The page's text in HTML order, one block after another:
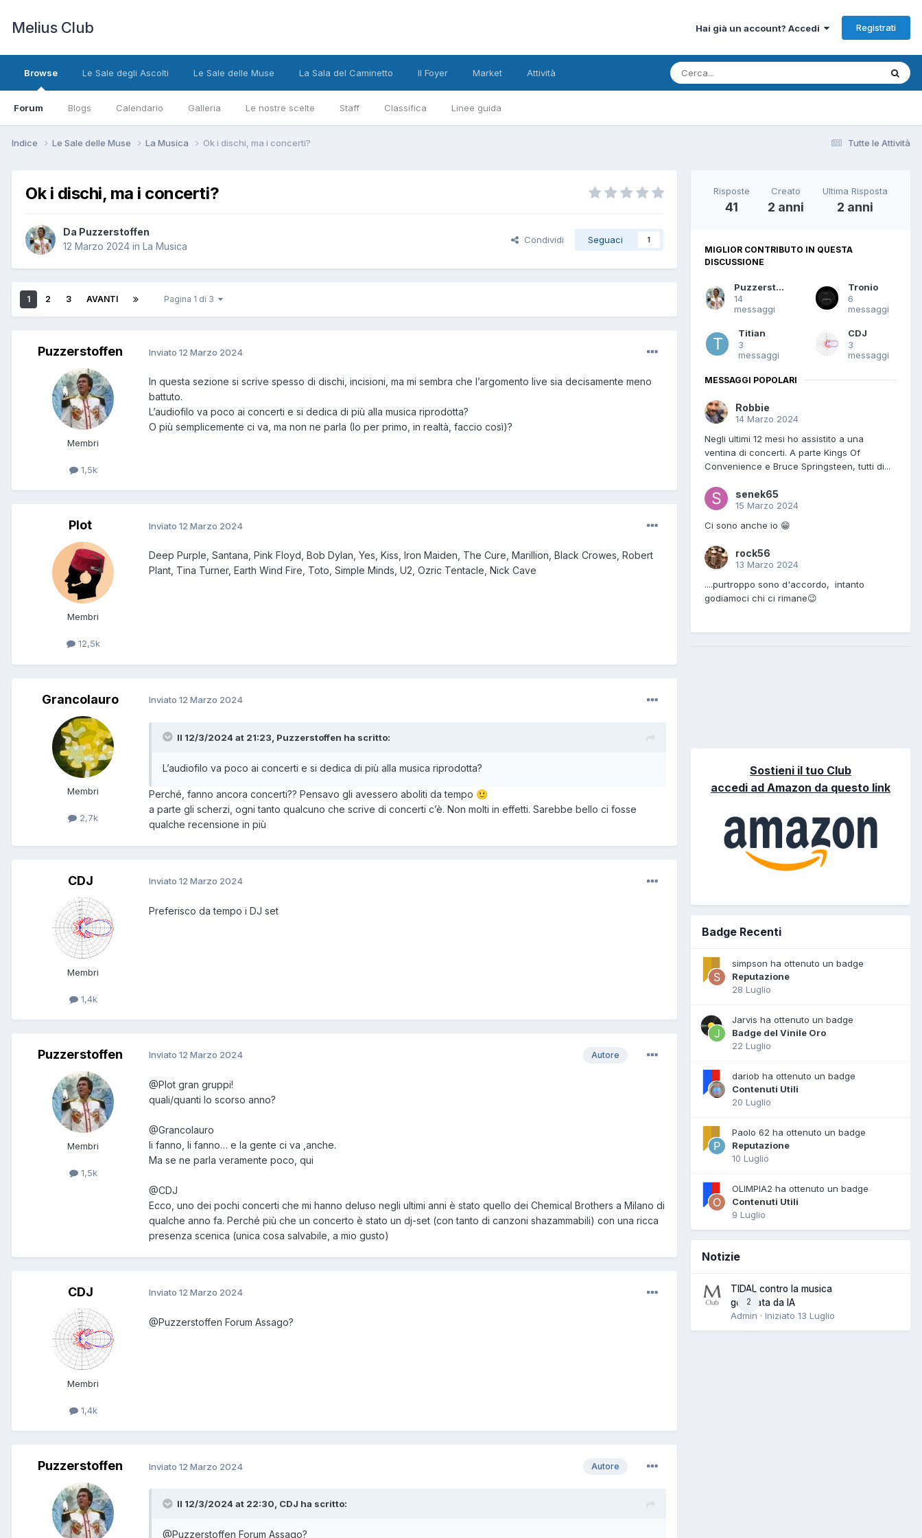
Melius Club Hai già un account? Accedi Registrati
Browse
Forum Blogs Calendario Galleria Le nostre scelte Staff Classifica Linee guida
Le Sale degli Ascolti Le Sale delle Muse La Sala del Caminetto Il Foyer Market Attività
Tutte le Attività
Indice Le Sale delle Muse La Musica Ok i dischi, ma i concerti?
Ok i dischi, ma i concerti?
Da Puzzerstoffen
12 Marzo 2024 in La Musica
Condividi Seguaci 1
1 2 3 AVANTI Pagina 1 di 3
Puzzerstoffen
Membri
1,5k
Inviato 12 Marzo 2024
In questa sezione si scrive spesso di dischi, incisioni, ma mi sembra che l’argomento live sia decisamente meno
battuto.
L’audiofilo va poco ai concerti e si dedica di più alla musica riprodotta?
O più semplicemente ci va, ma non ne parla (Io per primo, in realtà, faccio così)?
Plot
Membri
12,5k
Inviato 12 Marzo 2024
Deep Purple, Santana, Pink Floyd, Bob Dylan, Yes, Kiss, Iron Maiden, The Cure, Marillion, Black Crowes, Robert
Plant, Tina Turner, Earth Wind Fire, Toto, Simple Minds, U2, Ozric Tentacle, Nick Cave
Grancolauro
Membri
2,7k
Inviato 12 Marzo 2024
Il 12/3/2024 at 21:23, Puzzerstoffen ha scritto:
L’audiofilo va poco ai concerti e si dedica di più alla musica riprodotta?
Perché, fanno ancora concerti?? Pensavo gli avessero aboliti da tempo 🙂
a parte gli scherzi, ogni tanto qualcuno che scrive di concerti c’è. Non molti in effetti. Sarebbe bello ci fosse
qualche recensione in più
CDJ
Membri
1,4k
Inviato 12 Marzo 2024
Preferisco da tempo i DJ set
Puzzerstoffen
Membri
1,5k
Autore
Inviato 12 Marzo 2024
@Plot gran gruppi!
quali/quanti lo scorso anno?
@Grancolauro
li fanno, li fanno… e la gente ci va ,anche.
Ma se ne parla veramente poco, qui
@CDJ
Ecco, uno dei pochi concerti che mi hanno deluso negli ultimi anni è stato quello dei Chemical Brothers a Milano di
qualche anno fa. Perché più che un concerto è stato un dj-set (con tanto di canzoni shazammabili) con una ricca
presenza scenica (unica cosa salvabile, a mio gusto)
CDJ
Membri
1,4k
Inviato 12 Marzo 2024
@Puzzerstoffen Forum Assago?
Puzzerstoffen Autore
Inviato 12 Marzo 2024
Il 12/3/2024 at 22:30, CDJ ha scritto:
@Puzzerstoffen Forum Assago?
Risposte
41
Creato
2 anni
Ultima Risposta
2 anni
MIGLIOR CONTRIBUTO IN QUESTA
DISCUSSIONE
Puzzerstoffen
14
messaggi
Tronio
6
messaggi
Titian
3
messaggi
CDJ
3
messaggi
MESSAGGI POPOLARI
Robbie
14 Marzo 2024
Negli ultimi 12 mesi ho assistito a una
ventina di concerti. A parte Kings Of
Convenience e Bruce Springsteen, tutti di...
senek65
15 Marzo 2024
Ci sono anche io 😁
rock56
13 Marzo 2024
....purtroppo sono d'accordo, intanto
godiamoci chi ci rimane😉
Sostieni il tuo Club
accedi ad Amazon da questo link
Badge Recenti
simpson ha ottenuto un badge
Reputazione
28 Luglio
Jarvis ha ottenuto un badge
Badge del Vinile Oro
22 Luglio
dariob ha ottenuto un badge
Contenuti Utili
20 Luglio
Paolo 62 ha ottenuto un badge
Reputazione
10 Luglio
OLIMPIA2 ha ottenuto un badge
Contenuti Utili
9 Luglio
Notizie
2
TIDAL contro la musica
generata da IA
Admin · Iniziato 13 Luglio